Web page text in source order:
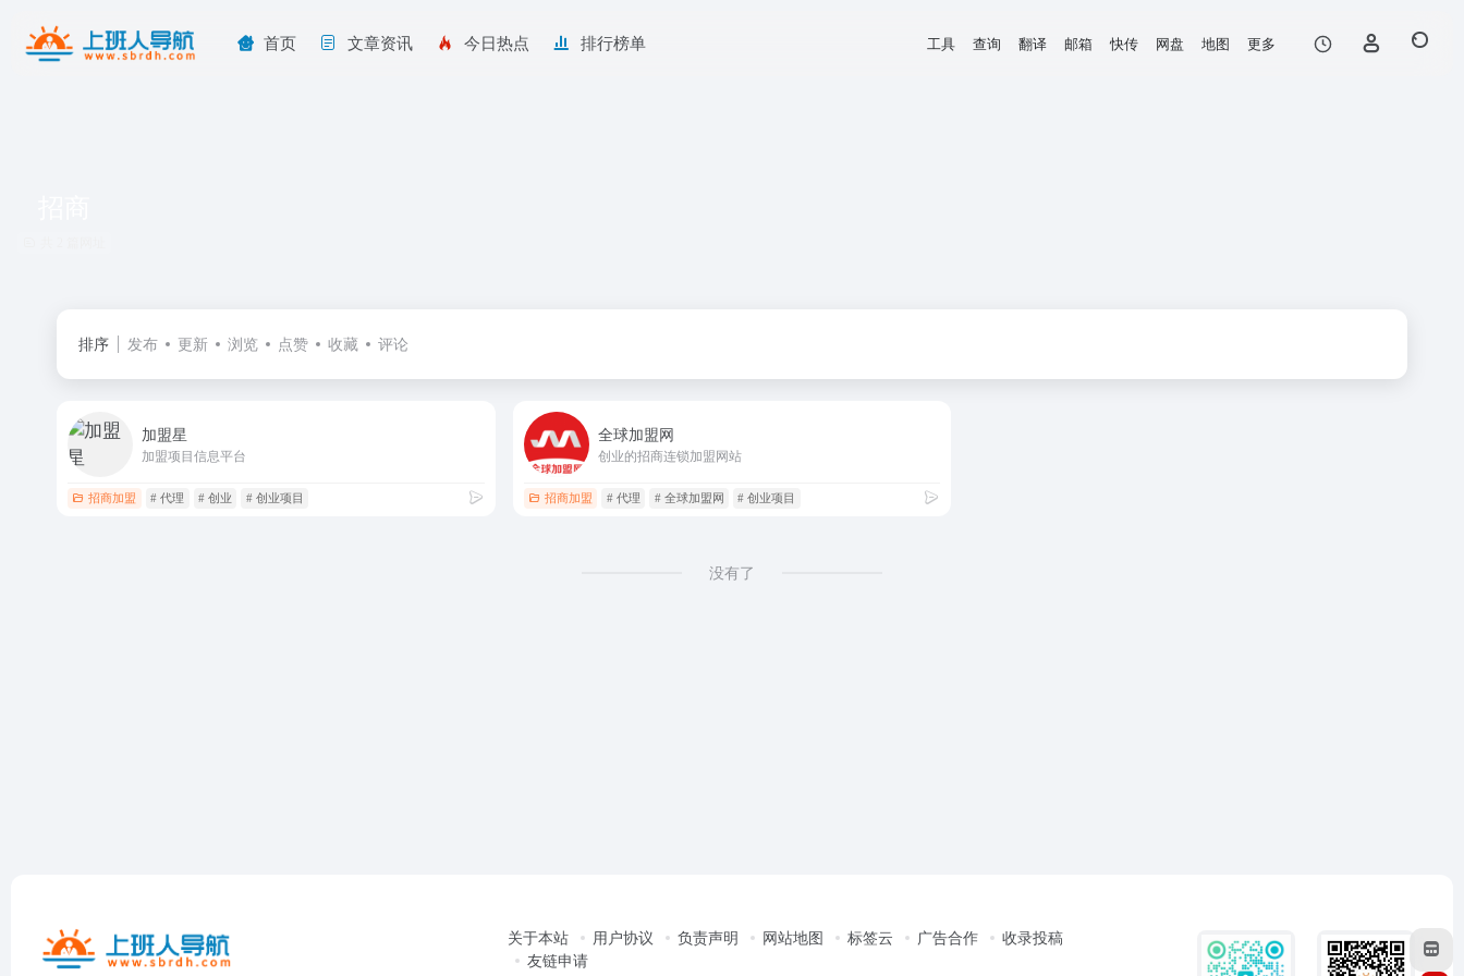
首页 文章资讯 今日热点 排行榜单 工具 查询 翻译 邮箱 快传 网盘 地图 更多
排序 发布 更新 浏览 点赞 收藏 评论
加盟星
加盟项目信息平台
招商加盟 # 代理 # 创业 # 创业项目
全球加盟网
创业的招商连锁加盟网站
招商加盟 # 代理 # 全球加盟网 # 创业项目
没有了
关于本站 用户协议 负责声明 网站地图 标签云 广告合作
收录投稿
友链申请